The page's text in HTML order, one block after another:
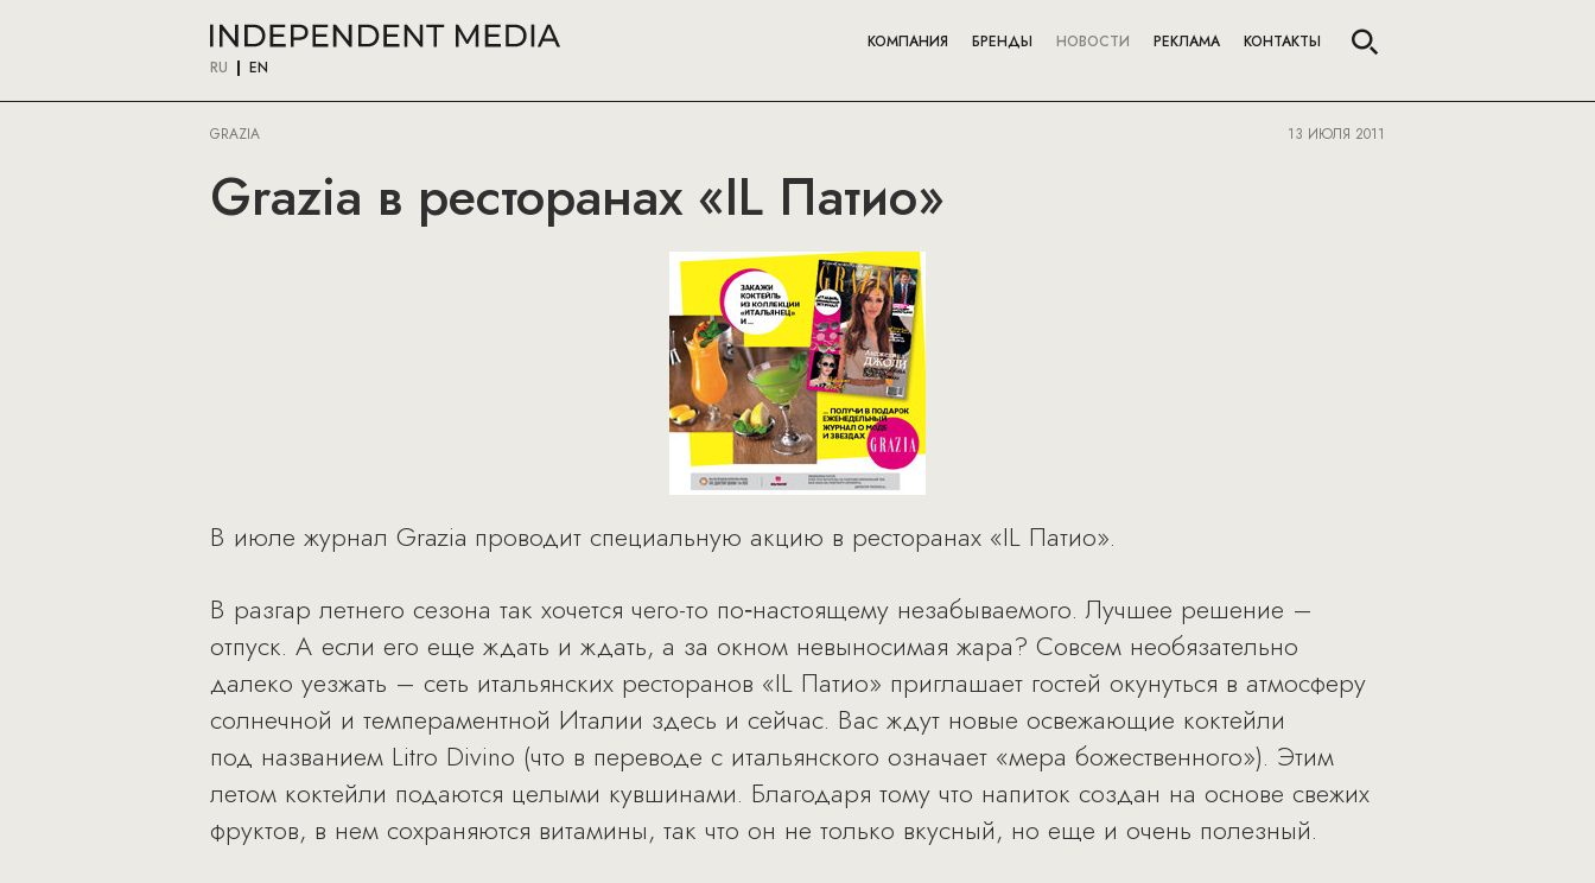
RU EN
КОМПАНИЯ БРЕНДЫ НОВОСТИ РЕКЛАМА КОНТАКТЫ
GRAZIA 13 ИЮЛЯ 2011
Grazia в ресторанах «IL Патио»
В июле журнал Grazia проводит специальную акцию в ресторанах «IL Патио».
В разгар летнего сезона так хочется чего-то по‑настоящему незабываемого. Лучшее решение –
отпуск. А если его еще ждать и ждать, а за окном невыносимая жара? Совсем необязательно
далеко уезжать – сеть итальянских ресторанов «IL Патио» приглашает гостей окунуться в атмосферу
солнечной и темпераментной Италии здесь и сейчас. Вас ждут новые освежающие коктейли
под названием Litro Divino (что в переводе с итальянского означает «мера божественного»). Этим
летом коктейли подаются целыми кувшинами. Благодаря тому что напиток создан на основе свежих
фруктов, в нем сохраняются витамины, так что он не только вкусный, но еще и очень полезный.